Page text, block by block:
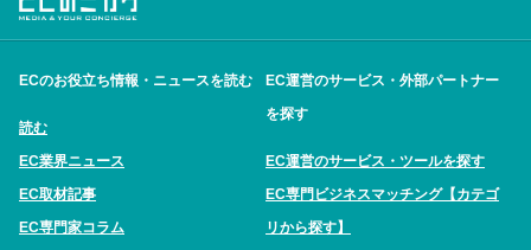
ECのお役立ち情報・ニュースを読む
読む
EC業界ニュース
EC取材記事
EC専門家コラム
EC運営のサービス・外部パートナー
を探す
EC運営のサービス・ツールを探す
EC専門ビジネスマッチング【カテゴ
リから探す】